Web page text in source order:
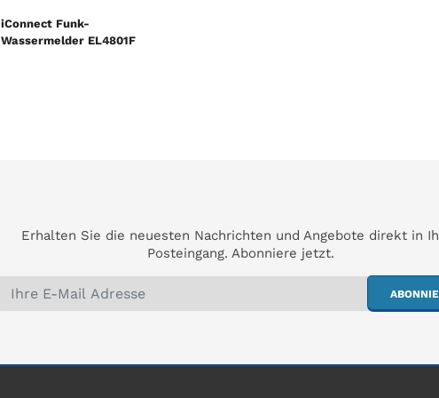
iConnect Funk-
Wassermelder EL4801F
Erhalten Sie die neuesten Nachrichten und Angebote direkt in
Posteingang. Abonniere jetzt.